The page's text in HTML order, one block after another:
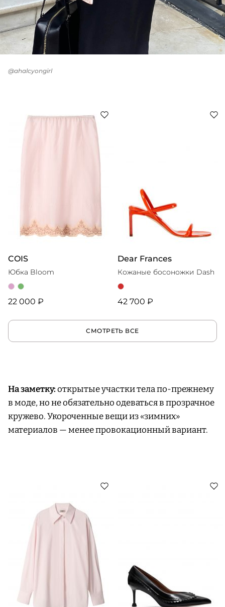
@ahalcyongirl
COIS
Юбка Bloom
22 000 ₽
Dear Frances
Кожаные босоножки Dash
42 700 ₽
СМОТРЕТЬ ВСЕ
На заметку:открытые участки тела по-прежнему
в моде, но не обязательно одеваться в прозрачное
кружево. Укороченные вещи из «зимних»
материалов — менее провокационный вариант.